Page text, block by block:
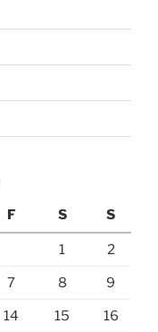
F S S
1 2
7 8 9
14 15 16